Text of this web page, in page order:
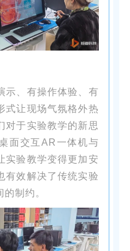
示、有操作体验、有
式让现场气氛格外热
对于实验教学的新思
面交互AR一体机与
实验教学变得更加安
有效解决了传统实验
制约。